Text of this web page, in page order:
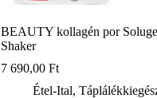
BEAUTY kollagén por
Shaker
7 690,00 Ft
Étel-Ital,